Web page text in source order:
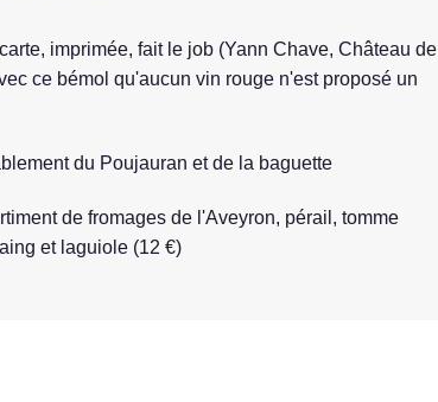
imprimée, fait le job (Yann Chave, Château de
ce bémol qu'aucun vin rouge n'est proposé un
du Poujauran et de la baguette
de fromages de l'Aveyron, pérail, tomme
et laguiole (12 €)